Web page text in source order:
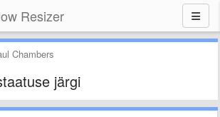
Resizer
Chambers
järgi